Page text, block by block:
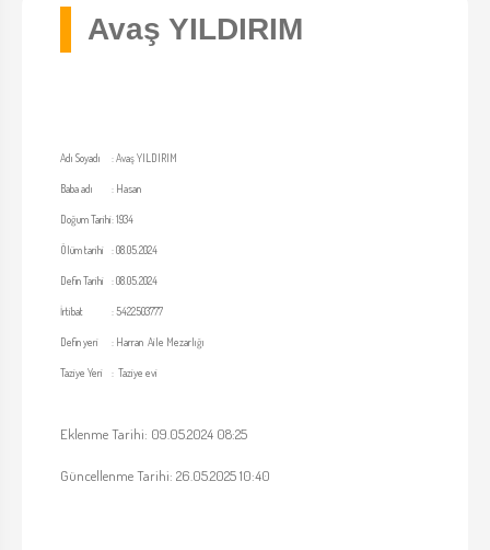
Avaş YILDIRIM
Adı Soyadı :Avaş YILDIRIM
Baba adı : Hasan
Doğum Tarihi:1934
Ölüm tarihi :08.05.2024
Defin Tarihi :08.05.2024
İrtibat :5422503777
Defin yeri : Harran Aile Mezarlığı
Taziye Yeri : Taziye evi
Eklenme Tarihi: 09.05.2024 08:25
Güncellenme Tarihi: 26.05.2025 10:40